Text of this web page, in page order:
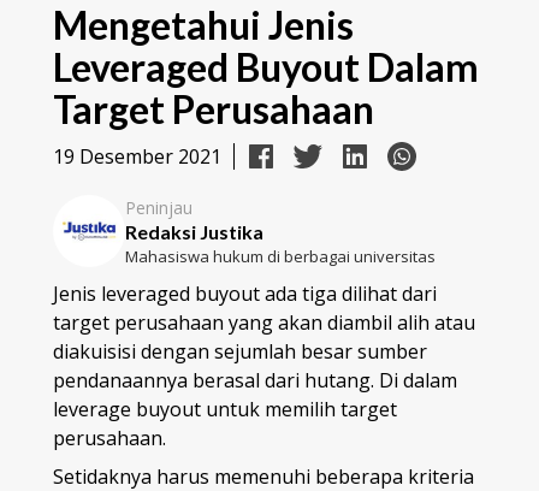
Mengetahui Jenis
Leveraged Buyout Dalam
Target Perusahaan
19 Desember 2021
Peninjau
Redaksi Justika
Mahasiswa hukum di berbagai universitas
Jenis leveraged buyout ada tiga dilihat dari
target perusahaan yang akan diambil alih atau
diakuisisi dengan sejumlah besar sumber
pendanaannya berasal dari hutang. Di dalam
leverage buyout untuk memilih target
perusahaan.
Setidaknya harus memenuhi beberapa kriteria